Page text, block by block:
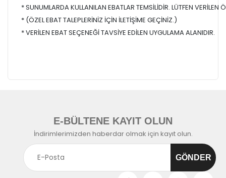
* SUNUMLARDA KULLANILAN EBATLAR TEMSİLİDİR. LÜTFEN VERİLEN
* (ÖZEL EBAT TALEPLERİNİZ İÇİN İLETİŞİME GEÇİNİZ.)
* VERİLEN EBAT SEÇENEĞİ TAVSİYE EDİLEN UYGULAMA ALANIDIR.
E-BÜLTENE KAYIT OLUN
İndirimlerimizden haberdar olmak için kayıt olun.